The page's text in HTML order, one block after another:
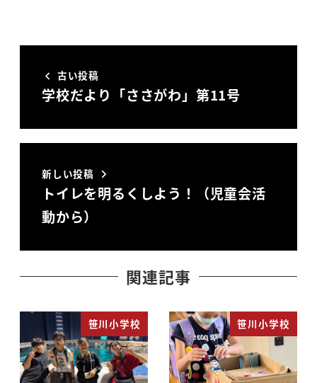
古い投稿
学校だより「ささがわ」第11号
新しい投稿
トイレを明るくしよう！（児童会活
動から）
関連記事
笹川小学校 笹川小学校